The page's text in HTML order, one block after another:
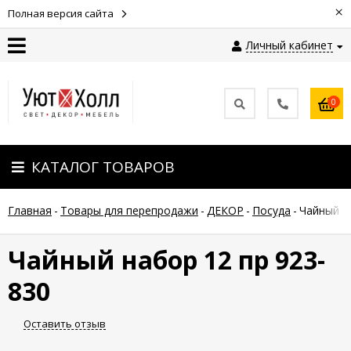
Полная версия сайта ×
Личный кабинет
Оплата
Доставка
Гарантия
возврат
Новости
0
КАТАЛОГ ТОВАРОВ
Главная - Товары для перепродажи - ДЕКОР - Посуда - Чайный
Чайный набор 12 пр 923-
830
Оставить отзыв